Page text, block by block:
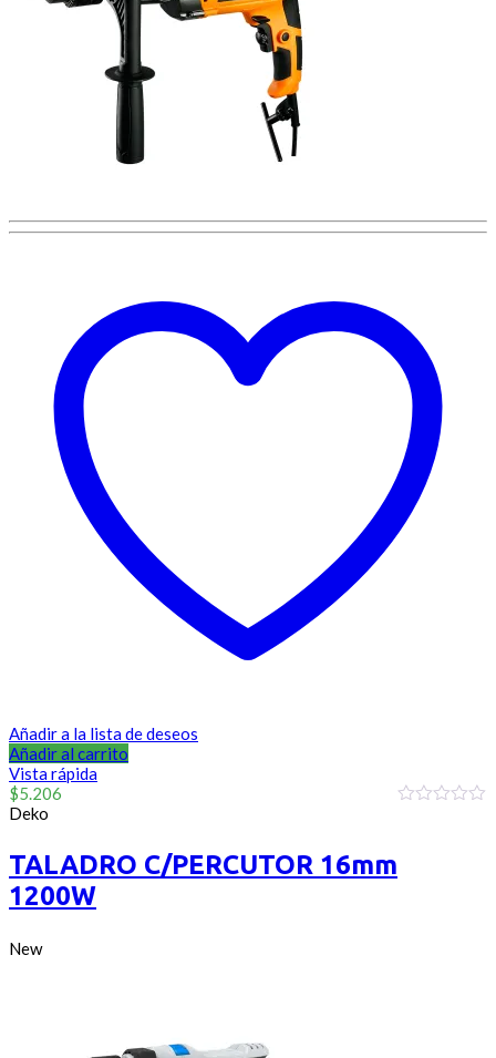
Añadir a la lista de deseos
Añadir al carrito
Vista rápida
$5.206
Deko
TALADRO C/PERCUTOR 16mm
1200W
New